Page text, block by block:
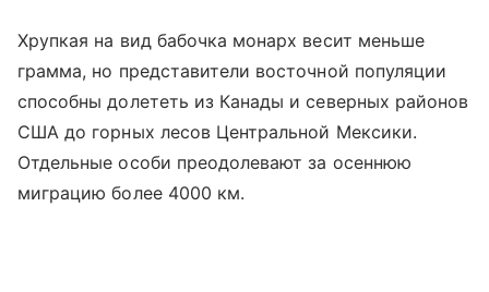
Хрупкая на вид бабочка монарх весит меньше
грамма, но представители восточной популяции
способны долететь из Канады и северных районов
США до горных лесов Центральной Мексики.
Отдельные особи преодолевают за осеннюю
миграцию более 4000 км.